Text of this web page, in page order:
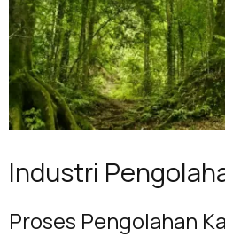
Industri
Proses Pengolahan